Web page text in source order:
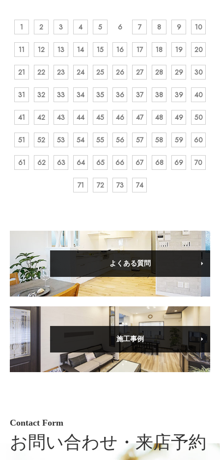
1 2 3 4 5 6 7 8 9 10
11 12 13 14 15 16 17 18 19 20
21 22 23 24 25 26 27 28 29 30
31 32 33 34 35 36 37 38 39 40
41 42 43 44 45 46 47 48 49 50
51 52 53 54 55 56 57 58 59 60
61 62 63 64 65 66 67 68 69 70
71 72 73 74
よくある質問
施工事例
Contact Form
お問い合わせ・来店予約